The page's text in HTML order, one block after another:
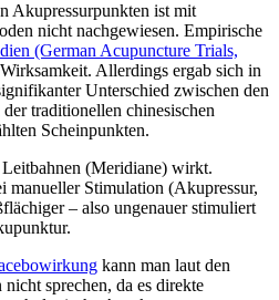
Akupressurpunkten ist mit
nicht nachgewiesen. Empirische
(German Acupuncture Trials,
Allerdings ergab sich in
Unterschied zwischen den
traditionellen chinesischen
Scheinpunkten.
(Meridiane) wirkt.
manueller Stimulation (Akupressur,
– also ungenauer stimuliert
kann man laut den
sprechen, da es direkte